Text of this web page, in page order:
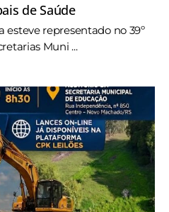
de Saúde
representado no 39º
Muni ...